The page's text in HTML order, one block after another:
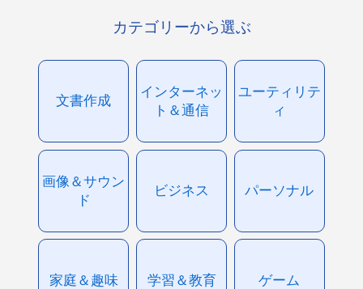
カテゴリーから選ぶ
文書作成
インターネッ
ト＆通信
ユーティリテ
ィ
画像＆サウン
ド
ビジネス パーソナル
家庭＆趣味 学習＆教育 ゲーム